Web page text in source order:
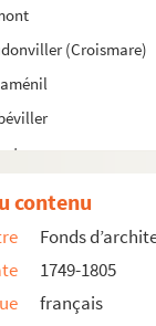
(Croismare)
contenu
Fonds
1749-1805
français